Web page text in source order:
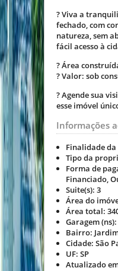
? Viva a
fechado, com
natureza, sem
fácil acesso à
? Área
? Valor: sob
? Agende sua
esse imóvel
Informações
Finalidade
Tipo da
Forma de
Financiado,
Suite(s): 3
Área do
Área total:
Garagem (ns):
Bairro:
Cidade: São
UF: SP
Atualizado